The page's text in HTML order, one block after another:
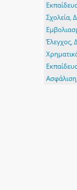
Σχολεία,
Έλεγχος,